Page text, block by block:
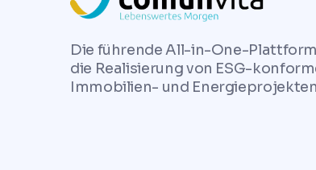
Die führende All-in-One-
die Realisierung von ESG-
Immobilien- und